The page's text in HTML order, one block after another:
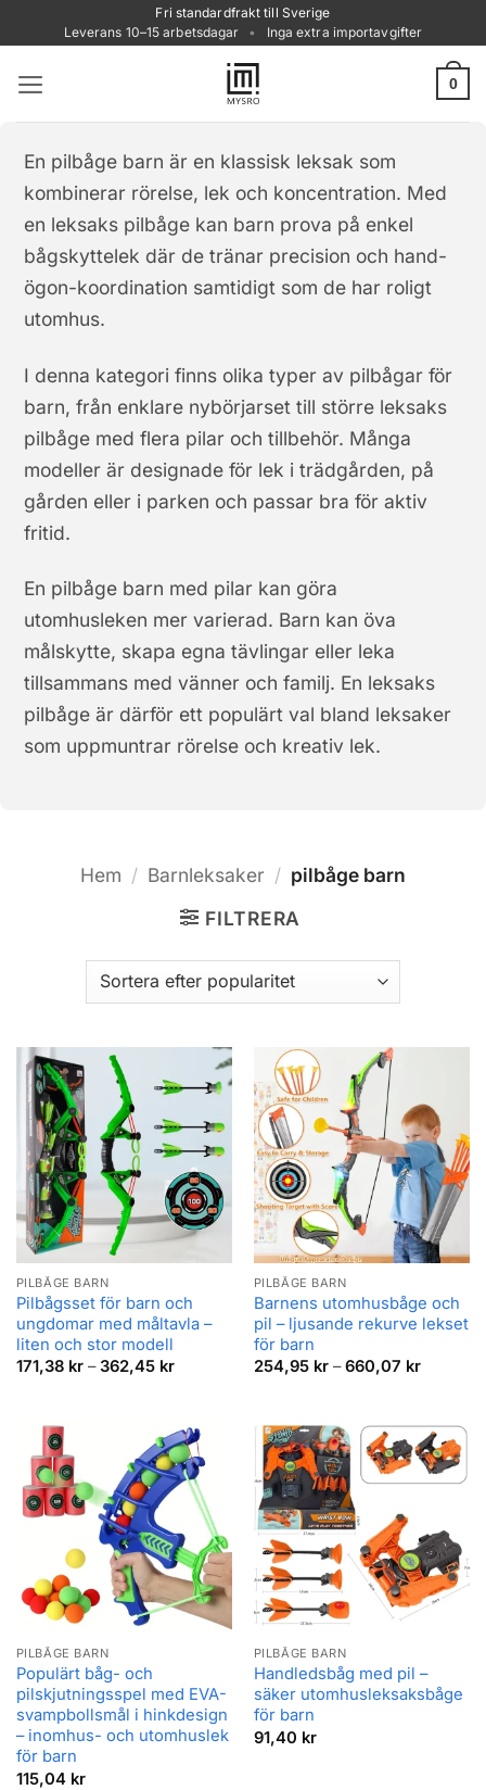
to
content
Fri standardfrakt till Sverige
Leverans 10–15 arbetsdagar
• Inga extra importavgifter
0
En pilbåge barn är en klassisk leksak som
kombinerar rörelse, lek och koncentration. Med
en leksaks pilbåge kan barn prova på enkel
bågskyttelek där de tränar precision och hand-
ögon-koordination samtidigt som de har roligt
utomhus.
I denna kategori finns olika typer av pilbågar för
barn, från enklare nybörjarset till större leksaks
pilbåge med flera pilar och tillbehör. Många
modeller är designade för lek i trädgården, på
gården eller i parken och passar bra för aktiv
fritid.
En pilbåge barn med pilar kan göra
utomhusleken mer varierad. Barn kan öva
målskytte, skapa egna tävlingar eller leka
tillsammans med vänner och familj. En leksaks
pilbåge är därför ett populärt val bland leksaker
som uppmuntrar rörelse och kreativ lek.
Hem / Barnleksaker / pilbåge barn
FILTRERA
PILBÅGE BARN
Pilbågsset för barn och
ungdomar med måltavla –
liten och stor modell
171,38 kr – 362,45 krPrisintervall:
PILBÅGE BARN
Barnens utomhusbåge och
pil – ljusande rekurve lekset
för barn
254,95 kr – 660,07 kr
PILBÅGE BARN
Populärt båg- och
pilskjutningsspel med EVA-
svampbollsmål i hinkdesign
– inomhus- och utomhuslek
för barn
115,04 kr
PILBÅGE BARN
Handledsbåg med pil –
säker utomhusleksaksbåge
för barn
91,40 kr